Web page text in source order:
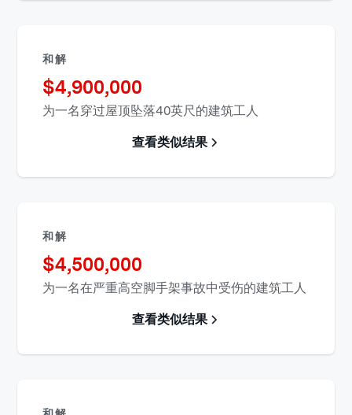
和解
$4,900,000
为一名穿过屋顶坠落40英尺的建筑工人
查看类似结果
和解
$4,500,000
为一名在严重高空脚手架事故中受伤的建筑工人
查看类似结果